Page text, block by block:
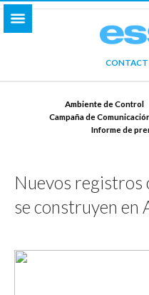
CONTACT
Ambiente de Control
Campaña de
Informe de
Nuevos registros
se construyen en